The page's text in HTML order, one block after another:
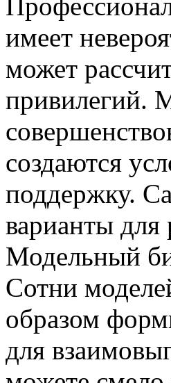
имеет
может
привилегий.
создаются
поддержку.
варианты для
Модельный
Сотни
образом
для